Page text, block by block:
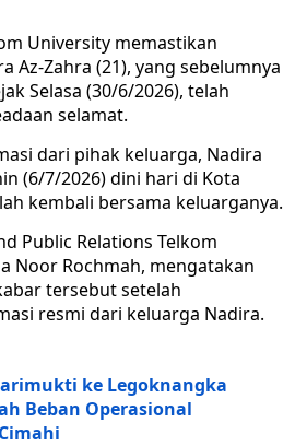
University memastikan
Az-Zahra (21), yang sebelumnya
Selasa (30/6/2026), telah
selamat.
dari pihak keluarga, Nadira
(6/7/2026) dini hari di Kota
kembali bersama keluarganya.
Public Relations Telkom
Noor Rochmah, mengatakan
tersebut setelah
resmi dari keluarga Nadira.
ke Legoknangka
Beban Operasional